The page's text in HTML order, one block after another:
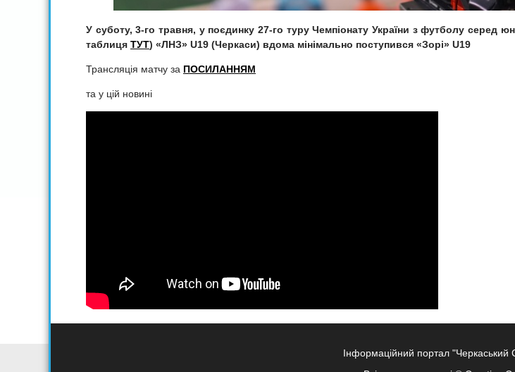
У суботу, 3-го травня, у поєдинку 27-го туру Чемпіонату України з футболу серед
таблиця ТУТ) «ЛНЗ» U19 (Черкаси) вдома мiнiмально поступився «Зорі» U19
Трансляція матчу за ПОСИЛАННЯМ
та у цій новині
Інформаційний портал "Черкаський